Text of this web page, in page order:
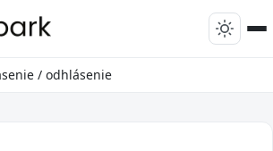
/ odhlásenie